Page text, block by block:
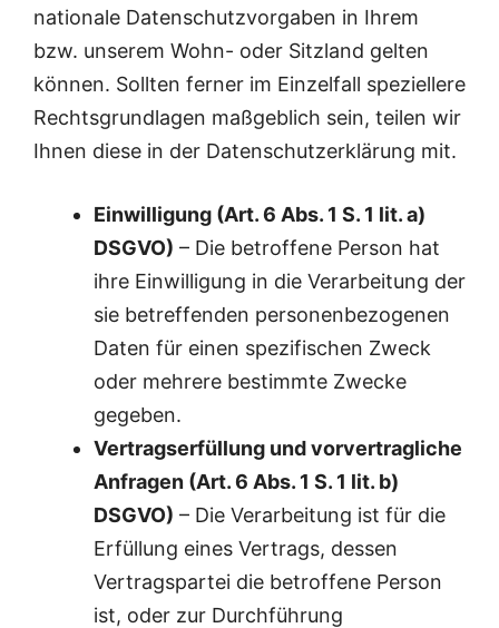
nationale Datenschutzvorgaben in Ihrem
bzw. unserem Wohn- oder Sitzland gelten
können. Sollten ferner im Einzelfall speziellere
Rechtsgrundlagen maßgeblich sein, teilen wir
Ihnen diese in der Datenschutzerklärung mit.
Einwilligung (Art. 6 Abs. 1 S. 1 lit. a)
DSGVO) – Die betroffene Person hat
ihre Einwilligung in die Verarbeitung der
sie betreffenden personenbezogenen
Daten für einen spezifischen Zweck
oder mehrere bestimmte Zwecke
gegeben.
Vertragserfüllung und vorvertragliche
Anfragen (Art. 6 Abs. 1 S. 1 lit. b)
DSGVO) – Die Verarbeitung ist für die
Erfüllung eines Vertrags, dessen
Vertragspartei die betroffene Person
ist, oder zur Durchführung